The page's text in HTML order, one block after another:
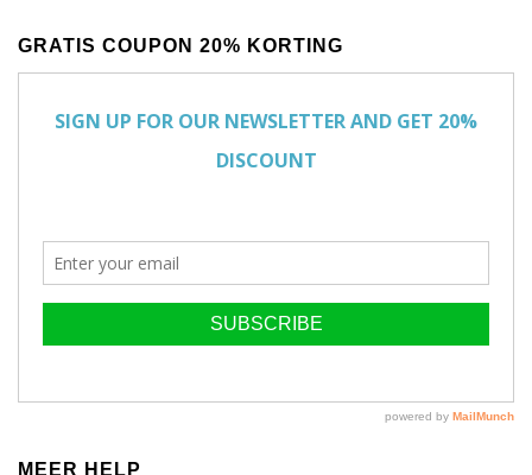
GRATIS COUPON 20% KORTING
MEER HELP